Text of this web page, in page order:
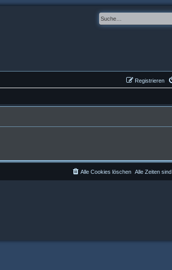
Registrieren
Alle Zeiten sind
Alle Cookies löschen